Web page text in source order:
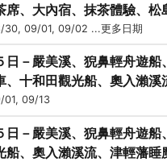
席、大內宿、抹茶體驗、松
蟹御膳
30, 09/01, 09/02 ...更多日期
日－嚴美溪、猊鼻輕舟遊船
、十和田觀光船、奧入瀨溪
／青森）
01, 09/13
日－嚴美溪、猊鼻輕舟遊船
船、奧入瀨溪流、津輕藩睡